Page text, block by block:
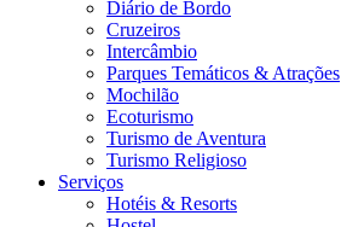
Diário de Bordo
Cruzeiros
Intercâmbio
Parques Temáticos & Atrações
Mochilão
Ecoturismo
Turismo de Aventura
Turismo Religioso
Serviços
Hotéis & Resorts